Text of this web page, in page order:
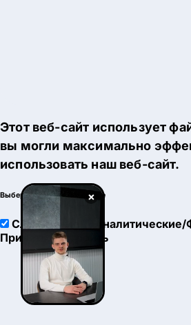
×
Этот веб-сайт использует
вы могли максимально
использовать наш веб-сайт.
Выберите настройки cookie
Служебные
Принять
Настроить